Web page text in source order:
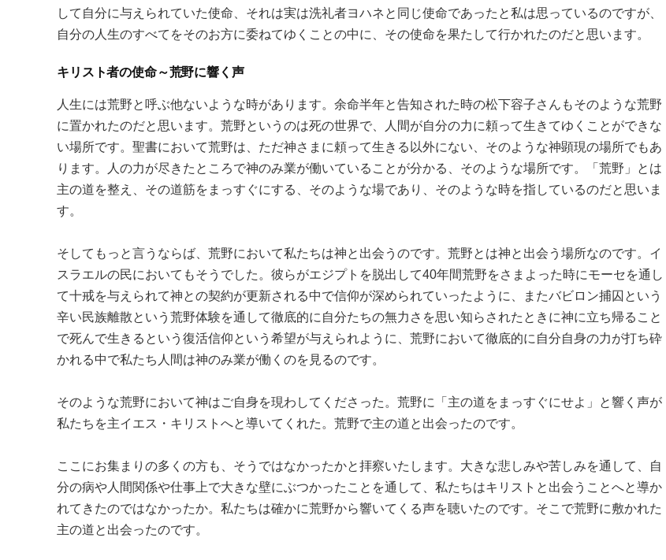
して自分に与えられていた使命、それは実は洗礼者ヨハネと同じ使命であったと私は思っているのですが、
自分の人生のすべてをそのお方に委ねてゆくことの中に、その使命を果たして行かれたのだと思います。
キリスト者の使命～荒野に響く声
人生には荒野と呼ぶ他ないような時があります。余命半年と告知された時の松下容子さんもそのような荒野
に置かれたのだと思います。荒野というのは死の世界で、人間が自分の力に頼って生きてゆくことができな
い場所です。聖書において荒野は、ただ神さまに頼って生きる以外にない、そのような神顕現の場所でもあ
ります。人の力が尽きたところで神のみ業が働いていることが分かる、そのような場所です。「荒野」とは
主の道を整え、その道筋をまっすぐにする、そのような場であり、そのような時を指しているのだと思いま
す。
そしてもっと言うならば、荒野において私たちは神と出会うのです。荒野とは神と出会う場所なのです。イ
スラエルの民においてもそうでした。彼らがエジプトを脱出して40年間荒野をさまよった時にモーセを通し
て十戒を与えられて神との契約が更新される中で信仰が深められていったように、またバビロン捕囚という
辛い民族離散という荒野体験を通して徹底的に自分たちの無力さを思い知らされたときに神に立ち帰ること
で死んで生きるという復活信仰という希望が与えられように、荒野において徹底的に自分自身の力が打ち砕
かれる中で私たち人間は神のみ業が働くのを見るのです。
そのような荒野において神はご自身を現わしてくださった。荒野に「主の道をまっすぐにせよ」と響く声が
私たちを主イエス・キリストへと導いてくれた。荒野で主の道と出会ったのです。
ここにお集まりの多くの方も、そうではなかったかと拝察いたします。大きな悲しみや苦しみを通して、自
分の病や人間関係や仕事上で大きな壁にぶつかったことを通して、私たちはキリストと出会うことへと導か
れてきたのではなかったか。私たちは確かに荒野から響いてくる声を聴いたのです。そこで荒野に敷かれた
主の道と出会ったのです。